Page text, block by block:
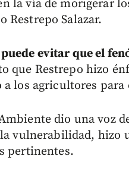
la vía de morigerar
Restrepo Salazar.
evitar que el
que Restrepo hizo
los agricultores
dio una voz
vulnerabilidad, hizo
pertinentes.